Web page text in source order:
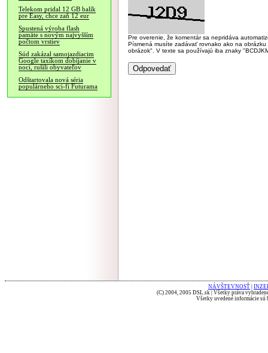
Telekom pridal 12 GB balík
pre Easy, chce zaň 12 eur
Spustená výroba flash
pamäte s novým najvyšším
počtom vrstiev
Súd zakázal samojazdiacim
Google taxíkom dobíjanie v
noci, rušili obyvateľov
Odštartovala nová séria
populárneho sci-fi Futurama
Pre overenie, že komentár sa nepridáva
Písmená musíte zadávať rovnako ako na
obrázok". V texte sa používajú iba znaky
NÁVŠTEVNOSŤ
(C) 2004, 2005 DSL.sk | Všetky práva
Všetky uvedené informácie sú